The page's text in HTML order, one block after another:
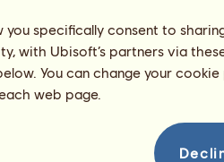
Právne informácie
specifically consent to
with Ubisoft’s partners via
You can change your
web page.